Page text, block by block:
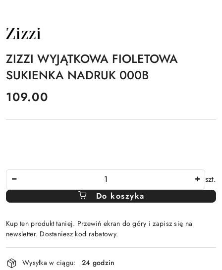
NAZWA
PRODUCENTA:
ZIZZI WYJĄTKOWA FIOLETOWA
SUKIENKA NADRUK 000B
cena:
109.00
szt.
Do koszyka
Kup ten produkt taniej. Przewiń ekran do góry i zapisz się na
newsletter. Dostaniesz kod rabatowy.
Dostępność
Wysyłka w ciągu:
24 godzin